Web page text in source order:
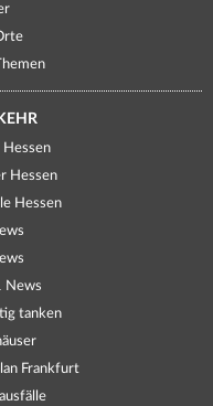
Hessen
Hessen
Hessen
News
tanken
Frankfurt